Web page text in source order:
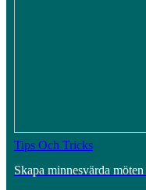
Tips Och Tricks
Skapa minnesvärda